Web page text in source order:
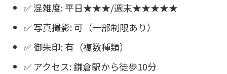
✅ 混雑度: 平日★★★/週末★★★★★
✅ 写真撮影: 可（一部制限あり）
✅ 御朱印: 有（複数種類）
✅ アクセス: 鎌倉駅から徒歩10分